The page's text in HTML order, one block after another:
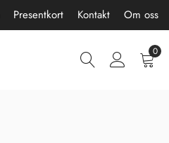
Presentkort Kontakt Om oss
0